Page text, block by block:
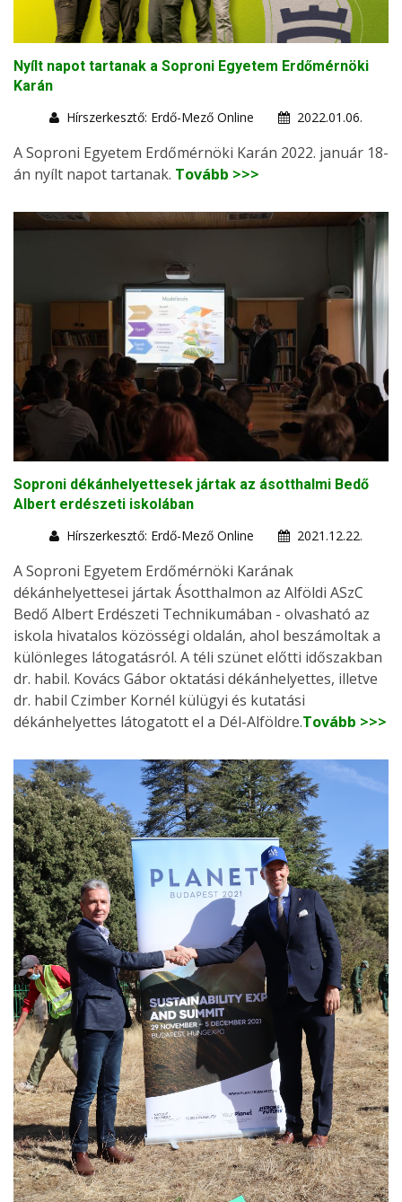
Nyílt napot tartanak a Soproni Egyetem Erdőmérnöki
Karán
Hírszerkesztő: Erdő-Mező Online
2022.01.06.
A Soproni Egyetem Erdőmérnöki Karán 2022. január 18-
án nyílt napot tartanak. Tovább >>>
Soproni dékánhelyettesek jártak az ásotthalmi Bedő
Albert erdészeti iskolában
Hírszerkesztő: Erdő-Mező Online
2021.12.22.
A Soproni Egyetem Erdőmérnöki Karának
dékánhelyettesei jártak Ásotthalmon az Alföldi ASzC
Bedő Albert Erdészeti Technikumában - olvasható az
iskola hivatalos közösségi oldalán, ahol beszámoltak a
különleges látogatásról. A téli szünet előtti időszakban
dr. habil. Kovács Gábor oktatási dékánhelyettes, illetve
dr. habil Czimber Kornél külügyi és kutatási
dékánhelyettes látogatott el a Dél-Alföldre.Tovább >>>